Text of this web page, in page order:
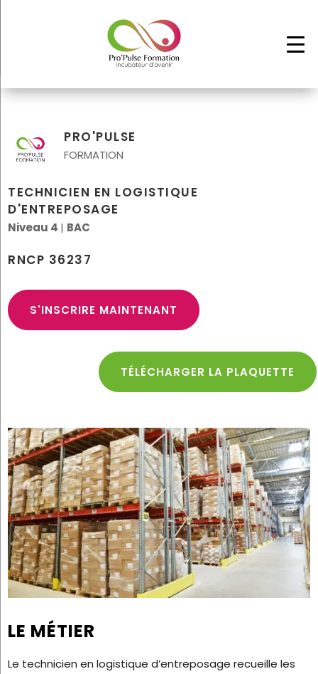
PRO'PULSE
FORMATION
TECHNICIEN EN LOGISTIQUE
D'ENTREPOSAGE
Niveau 4 | BAC
RNCP 36237
S'INSCRIRE MAINTENANT
TÉLÉCHARGER LA PLAQUETTE
LE MÉTIER
Le technicien en logistique d’entreposage recueille les